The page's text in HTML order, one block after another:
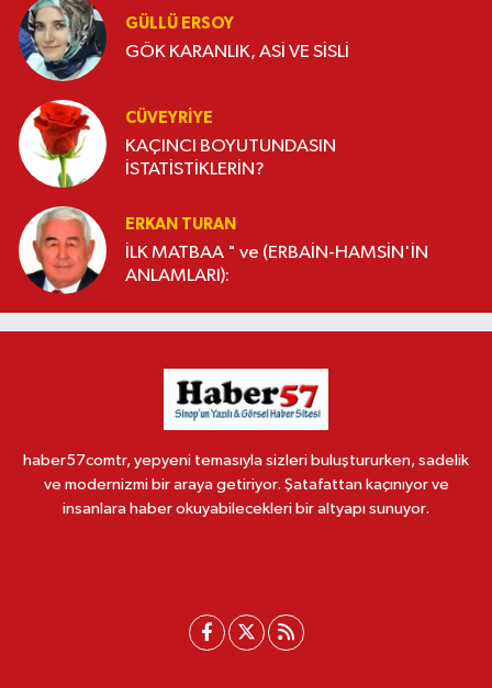
GÜLLÜ ERSOY
GÖK KARANLIK, ASİ VE SİSLİ
CÜVEYRIYE
KAÇINCI BOYUTUNDASIN
İSTATİSTİKLERİN?
ERKAN TURAN
İLK MATBAA " ve (ERBAİN-HAMSİN'İN
ANLAMLARI):
haber57comtr, yepyeni temasıyla sizleri buluştururken, sadelik
ve modernizmi bir araya getiriyor. Şatafattan kaçınıyor ve
insanlara haber okuyabilecekleri bir altyapı sunuyor.